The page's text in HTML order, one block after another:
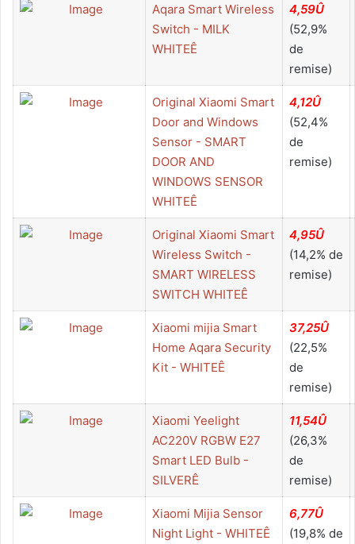
Aqara Smart Wireless
Switch - MILK
WHITEÊ
4,59Û
(52,9%
de
remise)
Original Xiaomi Smart
Door and Windows
Sensor - SMART
DOOR AND
WINDOWS SENSOR
WHITEÊ
4,12Û
(52,4%
de
remise)
Original Xiaomi Smart
Wireless Switch -
SMART WIRELESS
SWITCH WHITEÊ
4,95Û
(14,2% de
remise)
Xiaomi mijia Smart
Home Aqara Security
Kit - WHITEÊ
37,25Û
(22,5%
de
remise)
Xiaomi Yeelight
AC220V RGBW E27
Smart LED Bulb -
SILVERÊ
11,54Û
(26,3%
de
remise)
Xiaomi Mijia Sensor
Night Light - WHITEÊ
6,77Û
(19,8% de